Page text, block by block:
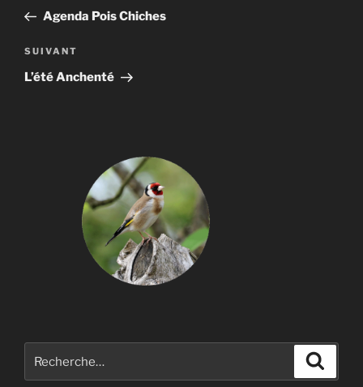
l’article
précédent
Agenda Pois Chiches
Article
suivant
SUIVANT
L’été Anchenté
pour